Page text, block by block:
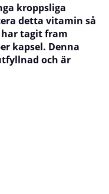
kroppsliga
detta vitamin så
tagit fram
kapsel. Denna
och är